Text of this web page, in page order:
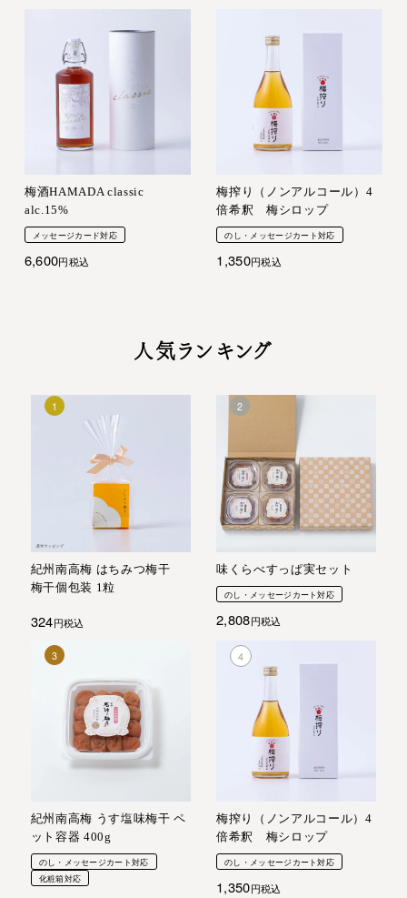
梅酒HAMADA classic
alc.15%
メッセージカード対応
6,600 税込
梅搾り（ノンアルコール）4
倍希釈 梅シロップ
のし・メッセージカート対応
1,350 税込
人気ランキング
紀州南高梅 はちみつ梅干
梅干個包装 1粒
324 税込
味くらべすっぱ実セット
のし・メッセージカート対応
2,808 税込
紀州南高梅 うす塩味梅干 ペ
ット容器 400g
のし・メッセージカート対応
化粧箱対応
梅搾り（ノンアルコール）4
倍希釈 梅シロップ
のし・メッセージカート対応
1,350 税込